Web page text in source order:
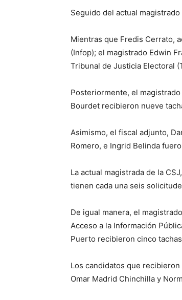
Seguido del actual
Mientras que Fredis Cerrato,
(Infop); el magistrado Edwin
Tribunal de Justicia Electoral
Posteriormente, el
Bourdet recibieron nueve
Asimismo, el fiscal adjunto,
Romero, e Ingrid Belinda
La actual magistrada de la
tienen cada una seis
De igual manera, el
Acceso a la Información
Puerto recibieron cinco
Los candidatos que
Omar Madrid Chinchilla y